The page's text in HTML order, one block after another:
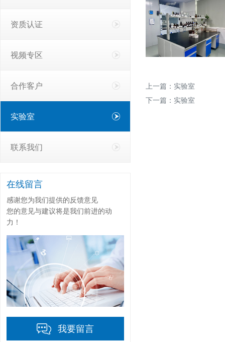
资质认证
视频专区
合作客户
实验室
联系我们
在线留言
感谢您为我们提供的反馈意见
您的意见与建议将是我们前进的动
力！
我要留言
上一篇： 实验室
下一篇： 实验室